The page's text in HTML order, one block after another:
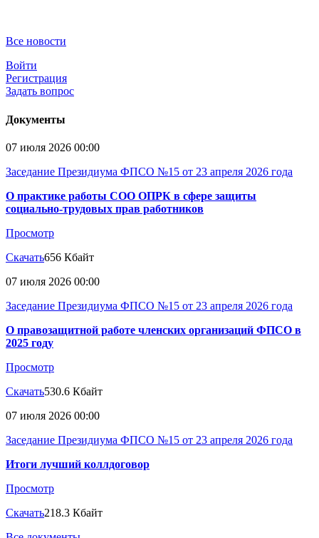
Все новости
Войти
Регистрация
Задать вопрос
Документы
07 июля 2026 00:00
Заседание Президиума ФПСО №15 от 23 апреля 2026 года
О практике работы СОО ОПРК в сфере защиты
социально-трудовых прав работников
Просмотр
Скачать656 Кбайт
07 июля 2026 00:00
Заседание Президиума ФПСО №15 от 23 апреля 2026 года
О правозащитной работе членских организаций ФПСО в
2025 году
Просмотр
Скачать530.6 Кбайт
07 июля 2026 00:00
Заседание Президиума ФПСО №15 от 23 апреля 2026 года
Итоги лучший коллдоговор
Просмотр
Скачать218.3 Кбайт